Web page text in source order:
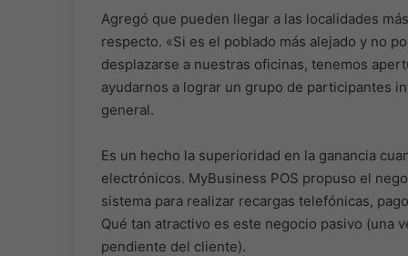
Agregó que pueden llegar a las localidades
respecto. «Si es el poblado más alejado y no
desplazarse a nuestras oficinas, tenemos
ayudarnos a lograr un grupo de participantes
general.
Es un hecho la superioridad en la ganancia
electrónicos. MyBusiness POS propuso el
sistema para realizar recargas telefónicas,
Qué tan atractivo es este negocio pasivo (una
pendiente del cliente).